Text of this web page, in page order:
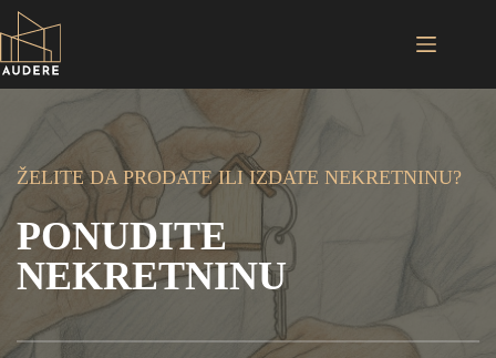
Skip
to
content
ŽELITE DA PRODATE ILI IZDATE NEKRETNINU?
PONUDITE
NEKRETNINU